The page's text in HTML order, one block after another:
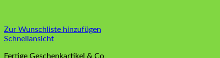
Zur Wunschliste hinzufügen
Schnellansicht
Fertige Geschenkartikel & Co